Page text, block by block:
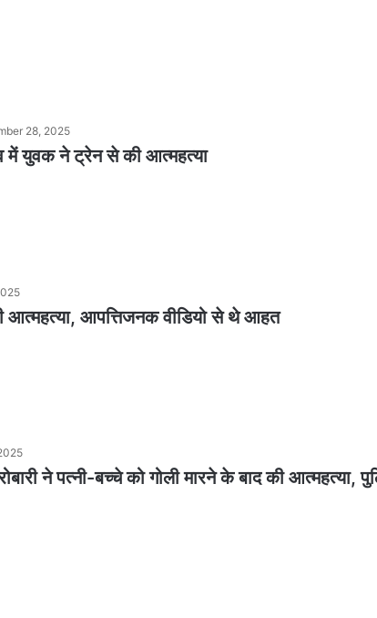
28, 2025
में युवक ने ट्रेन से की आत्महत्या
आत्महत्या, आपत्तिजनक वीडियो से थे आहत
ने पत्नी-बच्चे को गोली मारने के बाद की आत्महत्या,